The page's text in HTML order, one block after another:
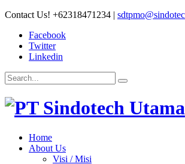
Contact Us! +62318471234 |
Facebook
Twitter
Linkedin
Home
About Us
Visi / Misi